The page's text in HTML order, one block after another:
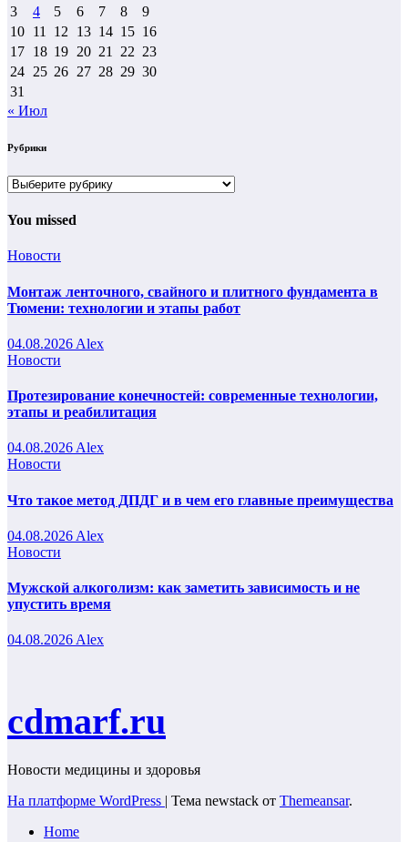
3
4 5 6 7 8
9
10 11 12 13 14 15 16
17 18 19 20 21 22 23
24 25 26 27 28 29 30
31
« Июл
Рубрики
Рубрики
You missed
Новости
Монтаж ленточного, свайного и плитного фундамента в
Тюмени: технологии и этапы работ
04.08.2026 Alex
Новости
Протезирование конечностей: современные технологии,
этапы и реабилитация
04.08.2026 Alex
Новости
Что такое метод ДПДГ и в чем его главные преимущества
04.08.2026 Alex
Новости
Мужской алкоголизм: как заметить зависимость и не
упустить время
04.08.2026Alex
cdmarf.ru
Новости медицины и здоровья
На платформе WordPress | Тема newstack от Themeansar.
Home